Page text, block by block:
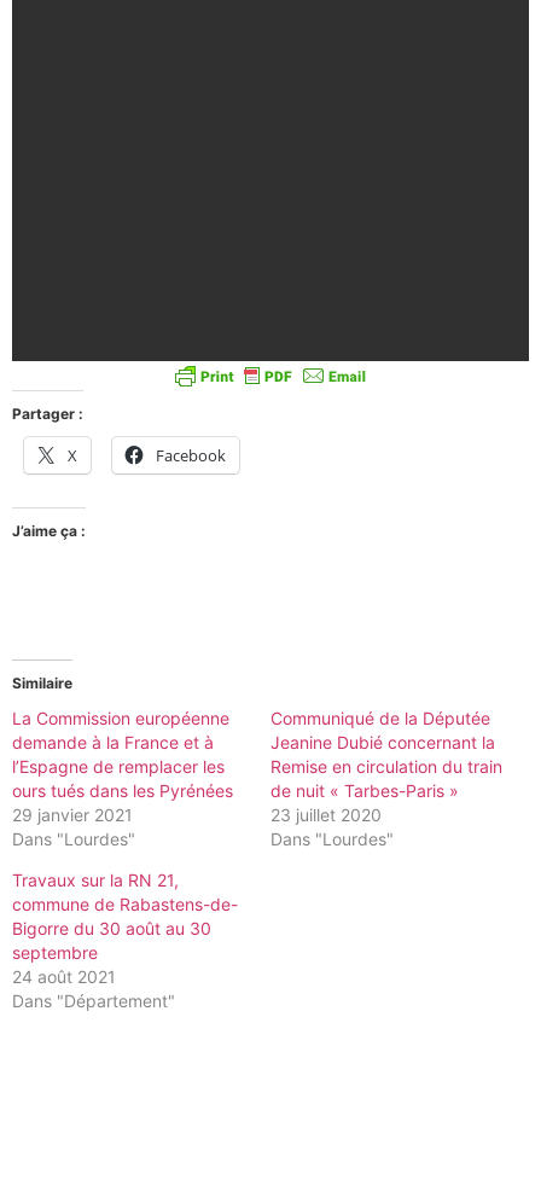
Partager :
X Facebook
J’aime ça :
Similaire
La Commission européenne
demande à la France et à
l’Espagne de remplacer les
ours tués dans les Pyrénées
29 janvier 2021
Dans "Lourdes"
Communiqué de la Députée
Jeanine Dubié concernant la
Remise en circulation du train
de nuit « Tarbes-Paris »
23 juillet 2020
Dans "Lourdes"
Travaux sur la RN 21,
commune de Rabastens-de-
Bigorre du 30 août au 30
septembre
24 août 2021
Dans "Département"